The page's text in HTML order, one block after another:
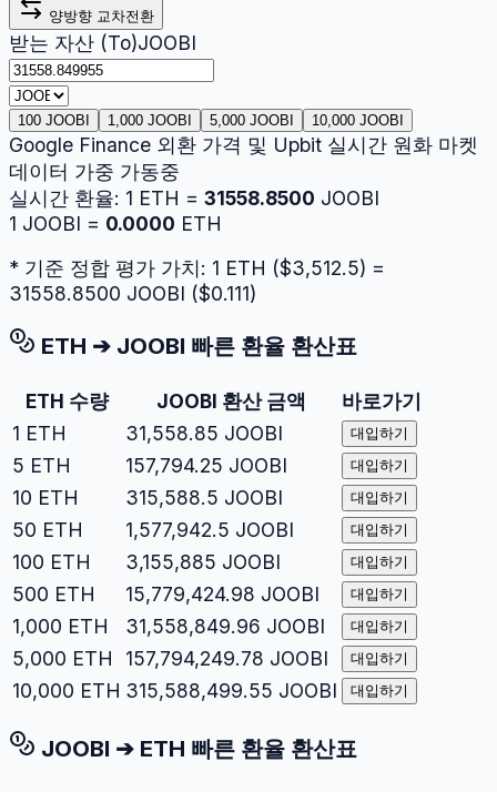
양방향 교차전환
받는 자산 (To)JOOBI
100 JOOBI 1,000 JOOBI 5,000 JOOBI 10,000 JOOBI
Google Finance 외환 가격 및 Upbit 실시간 원화 마켓
데이터 가중 가동중
실시간 환율: 1 ETH = 31558.8500 JOOBI
1 JOOBI = 0.0000 ETH
* 기준 정합 평가 가치: 1 ETH ($3,512.5) =
31558.8500 JOOBI ($0.111)
ETH ➔ JOOBI 빠른 환율 환산표
ETH 수량 JOOBI 환산 금액
바로가기
1 ETH 31,558.85 JOOBI 대입하기
5 ETH 157,794.25 JOOBI 대입하기
10 ETH 315,588.5 JOOBI 대입하기
50 ETH 1,577,942.5 JOOBI 대입하기
100 ETH 3,155,885 JOOBI 대입하기
500 ETH 15,779,424.98 JOOBI 대입하기
1,000 ETH 31,558,849.96 JOOBI 대입하기
5,000 ETH 157,794,249.78 JOOBI 대입하기
10,000 ETH 315,588,499.55 JOOBI 대입하기
JOOBI ➔ ETH 빠른 환율 환산표